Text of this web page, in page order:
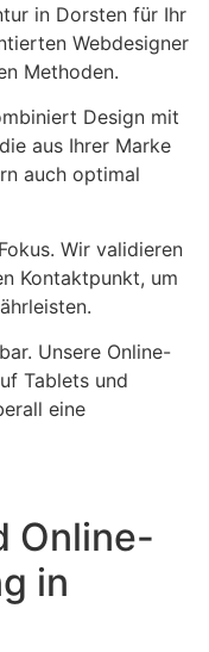
in Dorsten für Ihr
Webdesigner
Methoden.
Design mit
aus Ihrer Marke
auch optimal
Wir validieren
Kontaktpunkt, um
Unsere Online-
Tablets und
eine
Online-
in